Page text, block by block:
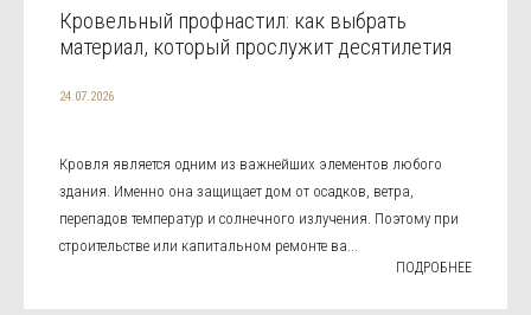
Кровельный профнастил: как выбрать
материал, который прослужит десятилетия
24.07.2026
Кровля является одним из важнейших элементов любого
здания. Именно она защищает дом от осадков, ветра,
перепадов температур и солнечного излучения. Поэтому при
строительстве или капитальном ремонте ва...
ПОДРОБНЕЕ